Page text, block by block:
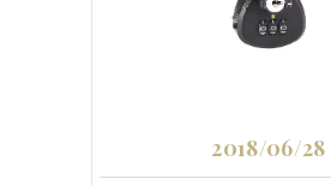
2018/06/28